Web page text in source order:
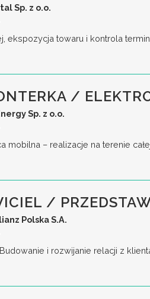
Sp. z o.o.
ekspozycja towaru i kontrola
/
Sp. z o.o.
mobilna – realizacje na terenie
/
Polska S.A.
i rozwijanie relacji z